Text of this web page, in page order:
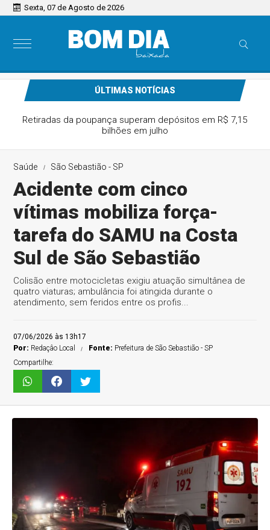
Sexta, 07 de Agosto de 2026
ÚLTIMAS NOTÍCIAS
Retiradas da poupança superam depósitos em R$ 7,15
bilhões em julho
Saúde São Sebastião - SP
Acidente com cinco
vítimas mobiliza força-
tarefa do SAMU na Costa
Sul de São Sebastião
Colisão entre motocicletas exigiu atuação simultânea de
quatro viaturas; ambulância foi atingida durante o
atendimento, sem feridos entre os profis...
07/06/2026 às 13h17
Por: Redaçâo Local Fonte: Prefeitura de São Sebastião - SP
Compartilhe: